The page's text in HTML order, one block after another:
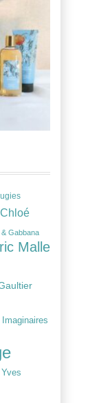
Chloé
& Gabbana
Malle
Imaginaires
Yves